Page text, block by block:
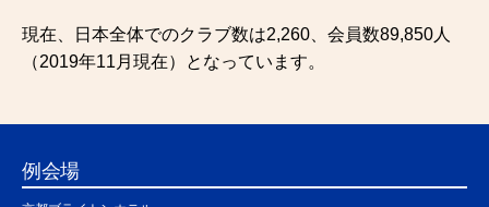
現在、日本全体でのクラブ数は2,260、会員数89,850人
（2019年11月現在）となっています。
例会場